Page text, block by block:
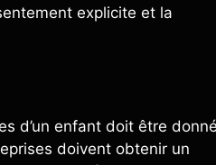
explicite et la
d’un enfant doit être
doivent obtenir un